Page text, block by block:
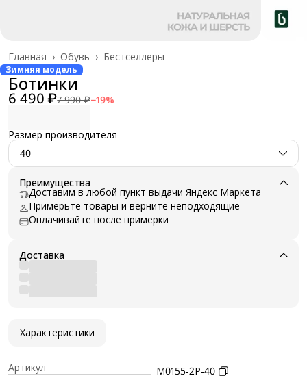
Бестселлеры
Обувь ›
Главная ›
Зимняя модель
Ботинки
6 490 ₽7 990 ₽−19%
Размер производителя
40
Преимущества
Доставим в любой пункт выдачи Яндекс Маркета
Примерьте товары и верните неподходящие
Оплачивайте после примерки
Доставка
Характеристики
Артикул
M0155-2P-40